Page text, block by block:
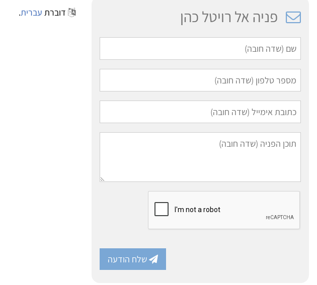
פניה אל רויטל כהן
שלח הודעה
דוברת עברית.